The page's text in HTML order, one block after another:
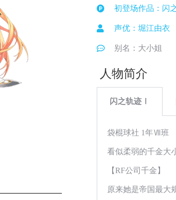
初登场作品：闪
声优：堀江由衣
别名：大小姐
人物简介
闪之轨迹Ⅰ
袋棍球社 1年Ⅶ班
看似柔弱的千金大
【RF公司千金】
原来她是帝国最大